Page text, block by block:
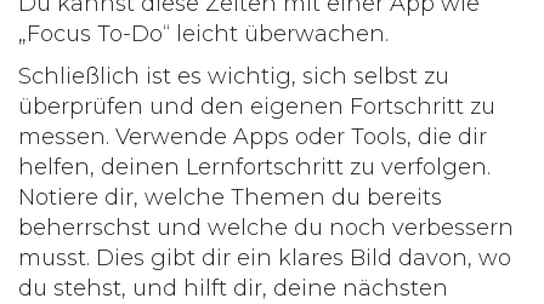
„Focus To-Do“ leicht überwachen.
Schließlich ist es wichtig, sich selbst zu
überprüfen und den eigenen Fortschritt zu
messen. Verwende Apps oder Tools, die dir
helfen, deinen Lernfortschritt zu verfolgen.
Notiere dir, welche Themen du bereits
beherrschst und welche du noch verbessern
musst. Dies gibt dir ein klares Bild davon, wo
du stehst, und hilft dir, deine nächsten